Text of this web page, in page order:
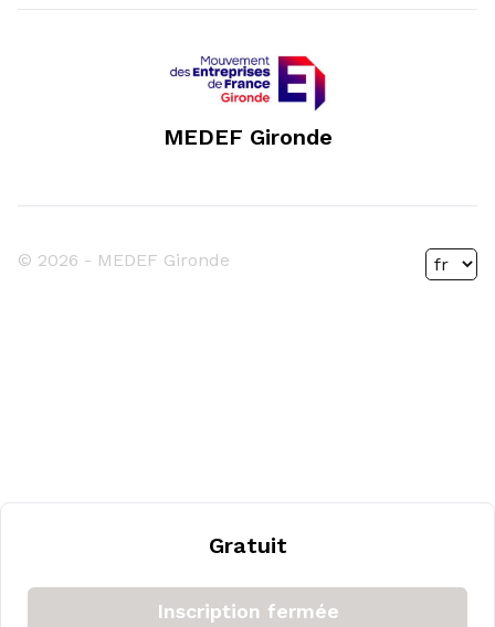
MEDEF Gironde
© 2026 - MEDEF Gironde
Gratuit
Inscription fermée